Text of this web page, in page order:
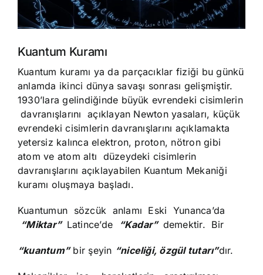
Kuantum Kuramı
Kuantum kuramı ya da parçacıklar fiziği bu günkü
anlamda ikinci dünya savaşı sonrası gelişmiştir.
1930’lara gelindiğinde büyük evrendeki cisimlerin
davranışlarını açıklayan Newton yasaları, küçük
evrendeki cisimlerin davranışlarını açıklamakta
yetersiz kalınca elektron, proton, nötron gibi
atom ve atom altı düzeydeki cisimlerin
davranışlarını açıklayabilen Kuantum Mekaniği
kuramı oluşmaya başladı.
Kuantumun sözcük anlamı Eski Yunanca’da
“Miktar” Latince’de “Kadar” demektir. Bir
“kuantum”bir şeyin “niceliği, özgül tutarı”dır.